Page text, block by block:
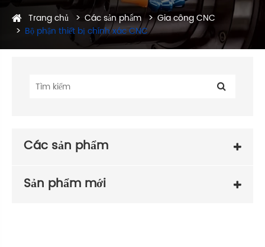
Trang chủ
Các sản phẩm
Gia công CNC
Bộ phận thiết bị chính xác CNC
Các sản phẩm
Sản phẩm mới